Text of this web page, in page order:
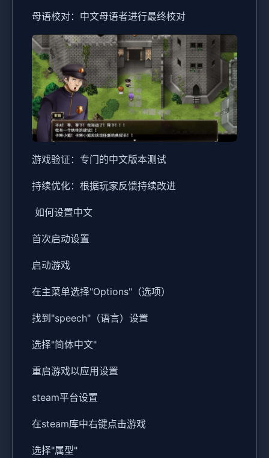
母语校对：中文母语者进行最终校对
游戏验证：专门的中文版本测试
持续优化：根据玩家反馈持续改进
如何设置中文
首次启动设置
启动游戏
在主菜单选择"Options"（选项）
找到"speech"（语言）设置
选择"简体中文"
重启游戏以应用设置
steam平台设置
在steam库中右键点击游戏
选择"属型"